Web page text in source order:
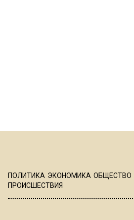
ПОЛИТИКА ЭКОНОМИКА ОБЩЕСТВО
ПРОИСШЕСТВИЯ